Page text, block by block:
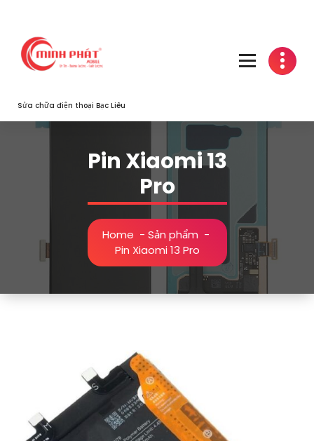
content
Sửa chữa điện thoại Bạc Liêu
Pin Xiaomi 13
Pro
Home - Sản phẩm -
Pin Xiaomi 13 Pro